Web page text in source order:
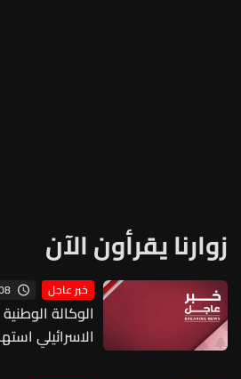
زوارنا يقرأون الآن
خبر عاجل
الوكالة
الاسرائيلي